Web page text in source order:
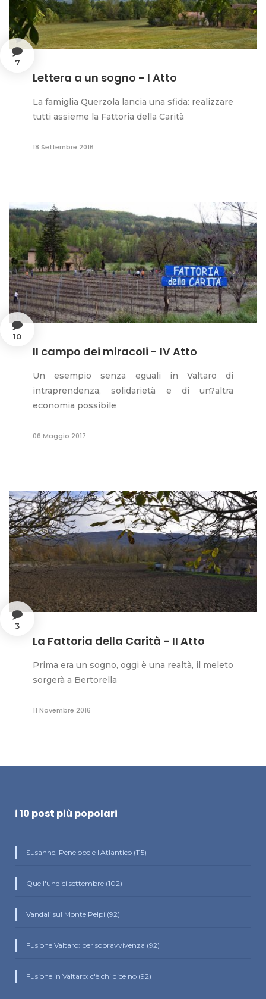
7
Lettera a un sogno - I Atto
La famiglia Querzola lancia una sfida: realizzare
tutti assieme la Fattoria della Carità
18 Settembre 2016
10
Il campo dei miracoli - IV Atto
Un esempio senza eguali in Valtaro di
intraprendenza, solidarietà e di un?altra
economia possibile
06 Maggio 2017
3
La Fattoria della Carità - II Atto
Prima era un sogno, oggi è una realtà, il meleto
sorgerà a Bertorella
11 Novembre 2016
i 10 post più popolari
Susanne, Penelope e l'Atlantico (115)
Quell'undici settembre (102)
Vandali sul Monte Pelpi (92)
Fusione Valtaro: per sopravvivenza (92)
Fusione in Valtaro: c'è chi dice no (92)